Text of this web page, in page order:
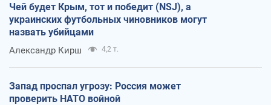
Чей будет Крым, тот и победит (NSJ), а
украинских футбольных чиновников могут
назвать убийцами
Александр Кирш 4,2 т.
Запад проспал угрозу: Россия может
проверить НАТО войной